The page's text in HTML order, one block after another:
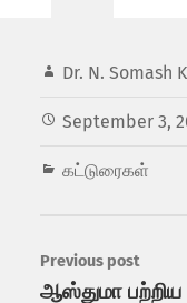
Dr. N. Somash
September 3,
கட்டுரைகள்
Previous post
ஆஸ்துமா பற்றிய